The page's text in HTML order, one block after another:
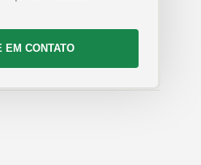
EM CONTATO